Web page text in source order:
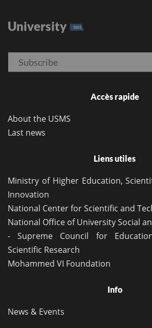
Email
Accès rapide
About the USMS
Last news
Liens utiles
Ministry of Higher Education,
Innovation
National Center for Scientific and
National Office of University Social
- Supreme Council for
Scientific Research
Mohammed VI Foundation
Info
News & Events